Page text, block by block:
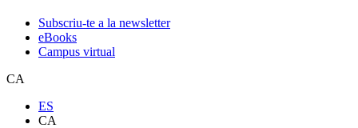
Subscriu-te a la newsletter
eBooks
Campus virtual
CA
ES
CA